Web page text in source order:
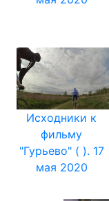
Исходники к
фильму
"Гурьево" ( ). 17
мая 2020